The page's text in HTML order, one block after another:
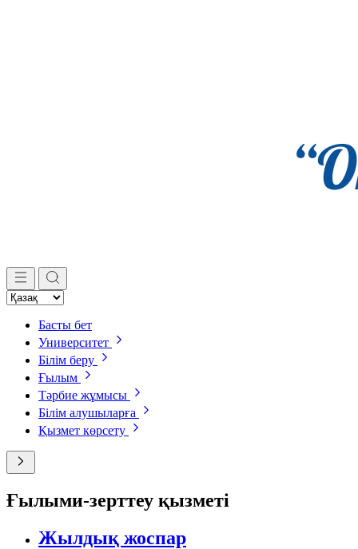
Басты бет
Университет
Білім беру
Ғылым
Тәрбие жұмысы
Білім алушыларға
Қызмет көрсету
Ғылыми-зерттеу қызметі
Жылдық жоспар